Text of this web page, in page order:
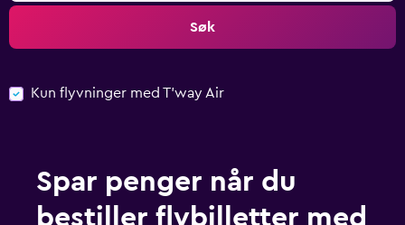
Søk
Kun flyvninger med T'way Air
Spar penger når du
bestiller flybilletter med